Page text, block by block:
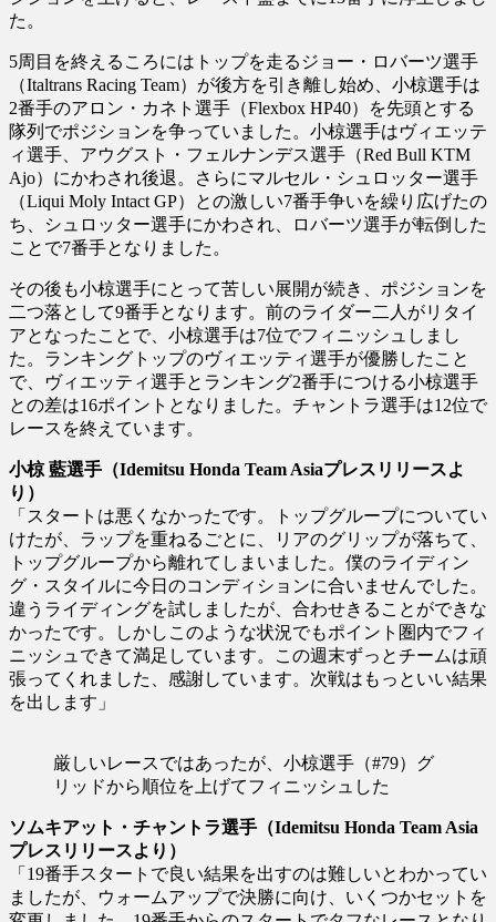
た。
5周目を終えるころにはトップを走るジョー・ロバーツ選手
（Italtrans Racing Team）が後方を引き離し始め、小椋選手は
2番手のアロン・カネト選手（Flexbox HP40）を先頭とする
隊列でポジションを争っていました。小椋選手はヴィエッテ
ィ選手、アウグスト・フェルナンデス選手（Red Bull KTM
Ajo）にかわされ後退。さらにマルセル・シュロッター選手
（Liqui Moly Intact GP）との激しい7番手争いを繰り広げたの
ち、シュロッター選手にかわされ、ロバーツ選手が転倒した
ことで7番手となりました。
その後も小椋選手にとって苦しい展開が続き、ポジションを
二つ落として9番手となります。前のライダー二人がリタイ
アとなったことで、小椋選手は7位でフィニッシュしまし
た。ランキングトップのヴィエッティ選手が優勝したこと
で、ヴィエッティ選手とランキング2番手につける小椋選手
との差は16ポイントとなりました。チャントラ選手は12位で
レースを終えています。
小椋 藍選手（Idemitsu Honda Team Asiaプレスリリースよ
り）
「スタートは悪くなかったです。トップグループについてい
けたが、ラップを重ねるごとに、リアのグリップが落ちて、
トップグループから離れてしまいました。僕のライディン
グ・スタイルに今日のコンディションに合いませんでした。
違うライディングを試しましたが、合わせきることができな
かったです。しかしこのような状況でもポイント圏内でフィ
ニッシュできて満足しています。この週末ずっとチームは頑
張ってくれました、感謝しています。次戦はもっといい結果
を出します」
厳しいレースではあったが、小椋選手（#79）グ
リッドから順位を上げてフィニッシュした
ソムキアット・チャントラ選手（Idemitsu Honda Team Asia
プレスリリースより）
「19番手スタートで良い結果を出すのは難しいとわかってい
ましたが、ウォームアップで決勝に向け、いくつかセットを